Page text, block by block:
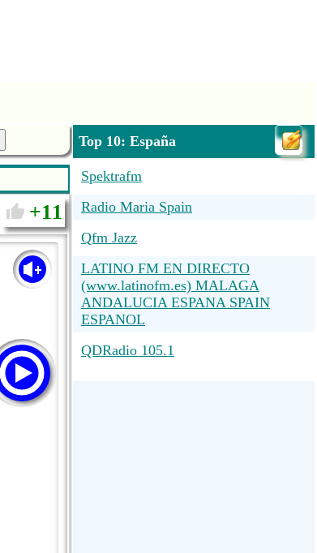
11
Top 10: España
Spektrafm
Radio Maria Spain
Qfm Jazz
LATINO FM EN DIRECTO
(www.latinofm.es) MALAGA
ANDALUCIA ESPANA SPAIN
ESPANOL
QDRadio 105.1